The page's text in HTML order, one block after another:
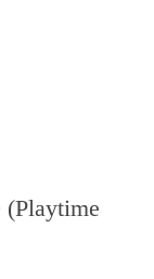
(Playtime